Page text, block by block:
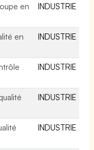
en
INDUSTRIE
en
INDUSTRIE
INDUSTRIE
INDUSTRIE
INDUSTRIE